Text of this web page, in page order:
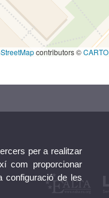
contributors ©CARTO
per a realitzar
com proporcionar
configuració de les